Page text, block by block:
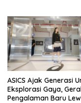
ASICS Ajak Generasi
Eksplorasi Gaya,
Pengalaman Baru